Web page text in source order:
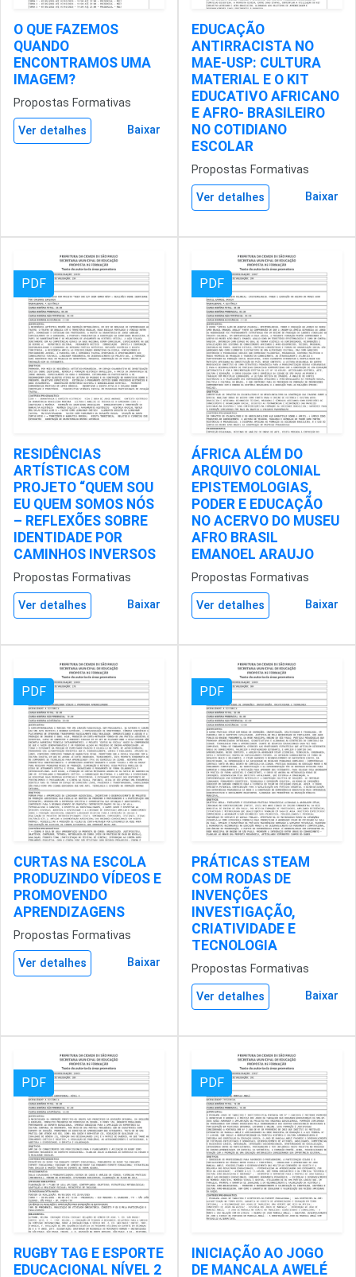
O QUE FAZEMOS
QUANDO
ENCONTRAMOS UMA
IMAGEM?
Propostas Formativas
Ver detalhes Baixar
EDUCAÇÃO
ANTIRRACISTA NO
MAE-USP: CULTURA
MATERIAL E O KIT
EDUCATIVO AFRICANO
E AFRO- BRASILEIRO
NO COTIDIANO
ESCOLAR
Propostas Formativas
Ver detalhes Baixar
PDF
RESIDÊNCIAS
ARTÍSTICAS COM
PROJETO “QUEM SOU
EU QUEM SOMOS NÓS
– REFLEXÕES SOBRE
IDENTIDADE POR
CAMINHOS INVERSOS
Propostas Formativas
Ver detalhes Baixar
PDF
ÁFRICA ALÉM DO
ARQUIVO COLONIAL
EPISTEMOLOGIAS,
PODER E EDUCAÇÃO
NO ACERVO DO MUSEU
AFRO BRASIL
EMANOEL ARAUJO
Propostas Formativas
Ver detalhes Baixar
PDF
CURTAS NA ESCOLA
PRODUZINDO VÍDEOS E
PROMOVENDO
APRENDIZAGENS
Propostas Formativas
Ver detalhes Baixar
PDF
PRÁTICAS STEAM
COM RODAS DE
INVENÇÕES
INVESTIGAÇÃO,
CRIATIVIDADE E
TECNOLOGIA
Propostas Formativas
Ver detalhes Baixar
PDF
RUGBY TAG E ESPORTE
EDUCACIONAL NÍVEL 2
PDF
INICIAÇÃO AO JOGO
DE MANCALA AWELÉ